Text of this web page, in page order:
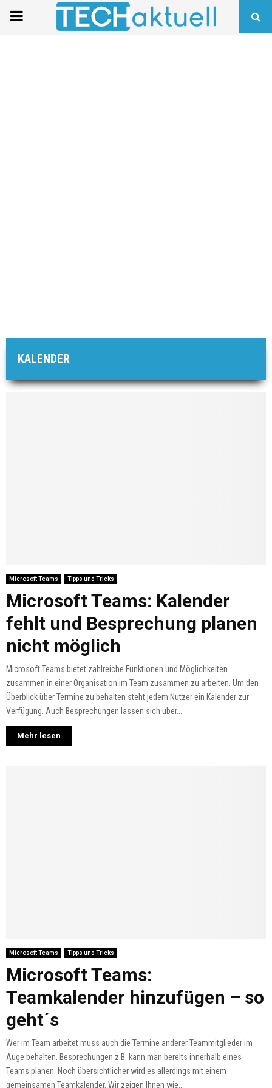
PRIMARY
KALENDER
Microsoft Teams Tipps und Tricks
Microsoft Teams: Kalender
fehlt und Besprechung planen
nicht möglich
Microsoft Teams bietet zahlreiche Funktionen und Möglichkeiten
zusammen in einer Organisation im Team zusammen zu arbeiten. Um den
Überblick über Termine zu behalten steht jedem Nutzer ein Kalender zur
Verfügung. Auch Besprechungen lassen sich über...
Mehr lesen
Microsoft Teams Tipps und Tricks
Microsoft Teams:
Teamkalender hinzufügen – so
geht´s
Wer im Team arbeitet muss auch die Termine anderer Teammitglieder im
Auge behalten. Besprechungen z.B. kann man bereits innerhalb eines
Teams planen. Noch übersichtlicher wird es allerdings mit einem
gemeinsamen Teamkalender. Wir zeigen Ihnen wie...